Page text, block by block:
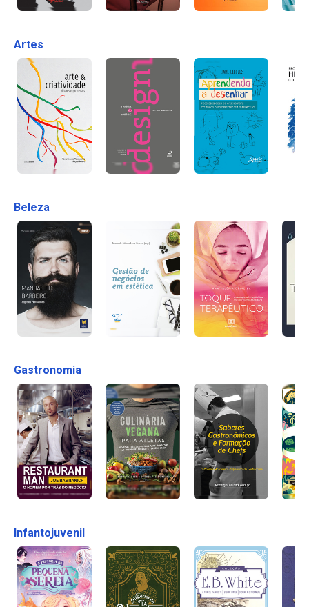
Artes
Beleza
Gastronomia
Infantojuvenil